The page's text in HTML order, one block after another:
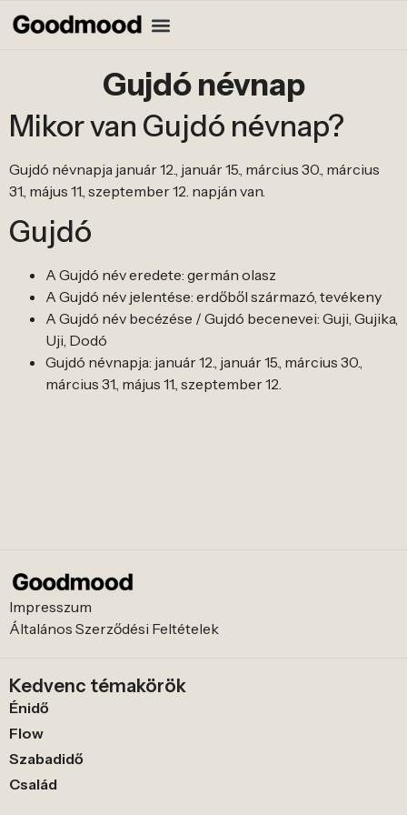
Gujdó névnap
Mikor van Gujdó névnap?
Gujdó névnapja január 12., január 15., március 30., március
31., május 11., szeptember 12. napján van.
Gujdó
A Gujdó név eredete: germán olasz
A Gujdó név jelentése: erdőből származó, tevékeny
A Gujdó név becézése / Gujdó becenevei: Guji, Gujika,
Uji, Dodó
Gujdó névnapja: január 12., január 15., március 30.,
március 31., május 11., szeptember 12.
Impresszum
Általános Szerződési Feltételek
Kedvenc témakörök
Énidő
Flow
Szabadidő
Család